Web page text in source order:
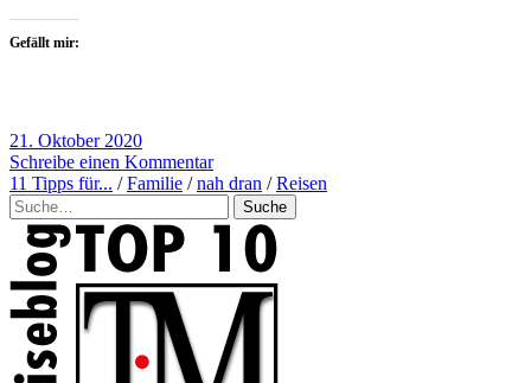
Gefällt mir:
21. Oktober 2020
Schreibe einen Kommentar
11 Tipps für... /Familie /nah dran /Reisen
Suche